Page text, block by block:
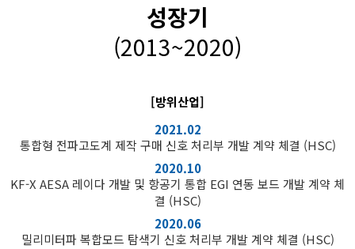
성장기
(2013~2020)
[방위산업]
통합형 전파고도계 제작 구매 신호 처리부 개발 계약 체결 (HSC)
2021.02
KF-X AESA 레이다 개발 및 항공기 통합 EGI 연동 보드 개발 계약 체
결 (HSC)
2020.10
밀리미터파 복합모드 탐색기 신호 처리부 개발 계약 체결 (HSC)
2020.06